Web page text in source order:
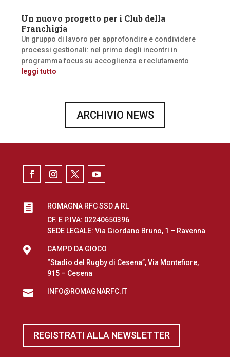
Un nuovo progetto per i Club della
Franchigia
Un gruppo di lavoro per approfondire e condividere
processi gestionali: nel primo degli incontri in
programma focus su accoglienza e reclutamento
leggi tutto
ARCHIVIO NEWS

ROMAGNA RFC SSD A RL
CF. E P.IVA: 02240650396
SEDE LEGALE: Via Giordano Bruno, 1 – Ravenna

CAMPO DA GIOCO
“Stadio del Rugby di Cesena”, Via Montefiore,
915 – Cesena
 INFO@ROMAGNARFC.IT
REGISTRATI ALLA NEWSLETTER